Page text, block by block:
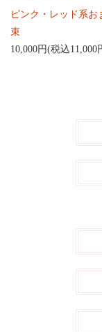
ピンク・レッド系お
束
10,000円(税込11,000